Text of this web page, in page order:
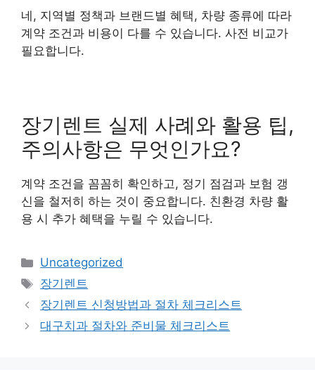
네, 지역별 정책과 브랜드별 혜택, 차량 종류에 따라
계약 조건과 비용이 다를 수 있습니다. 사전 비교가
필요합니다.
장기렌트 실제 사례와 활용 팁,
주의사항은 무엇인가요?
계약 조건을 꼼꼼히 확인하고, 정기 점검과 보험 갱
신을 철저히 하는 것이 중요합니다. 친환경 차량 활
용 시 추가 혜택을 누릴 수 있습니다.
카
테
리
Uncategorized
태
그
장기렌트
장기렌트 신청방법과 절차 체크리스트
대구치과 절차와 준비물 체크리스트